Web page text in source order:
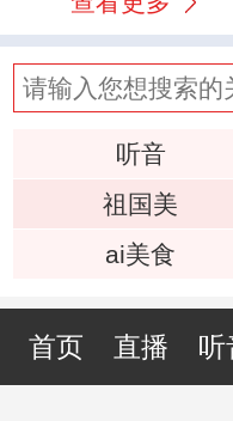
听音
祖国美
ai美食
首页 直播 听